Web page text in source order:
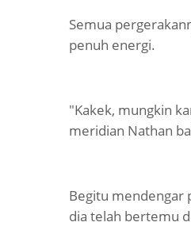
Semua
penuh energi.
"Kakek, mungkin
meridian Nathan
Begitu mendengar
dia telah bertemu